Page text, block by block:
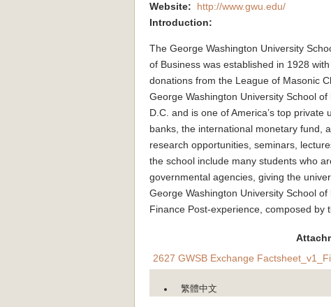
Website:
http://www.gwu.edu/
Introduction:
The George Washington University
of Business was established in 1928 with
donations from the League of Masonic
George Washington University School
D.C. and is one of America’s top
banks, the international monetary fund,
research opportunities, seminars,
the school include many students who
governmental agencies, giving the
George Washington University School
Finance Post-experience, composed by
2627 GWSB Exchange
繁體中文